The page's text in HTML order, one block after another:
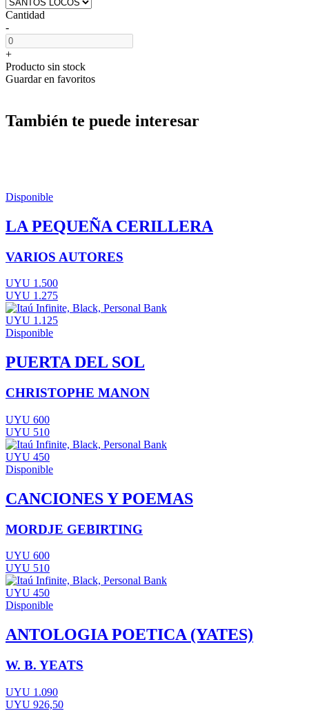
Cantidad
-
+
Producto sin stock
Guardar en favoritos
También te puede interesar
Disponible
LA PEQUEÑA CERILLERA
VARIOS AUTORES
UYU 1.500
UYU 1.275
UYU 1.125
Disponible
PUERTA DEL SOL
CHRISTOPHE MANON
UYU 600
UYU 510
UYU 450
Disponible
CANCIONES Y POEMAS
MORDJE GEBIRTING
UYU 600
UYU 510
UYU 450
Disponible
ANTOLOGIA POETICA (YATES)
W. B. YEATS
UYU 1.090
UYU 926,50